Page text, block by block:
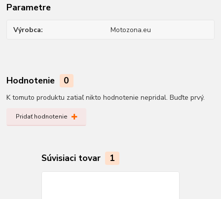
Parametre
Výrobca Motozona.eu
Hodnotenie 0
K tomuto produktu zatiaľ nikto hodnotenie nepridal. Buďte prvý.
Pridať hodnotenie
Súvisiaci tovar 1